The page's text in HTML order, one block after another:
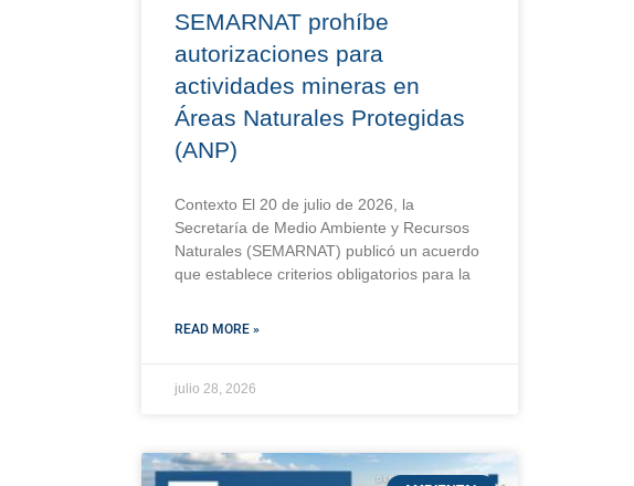
SEMARNAT prohíbe
autorizaciones para
actividades mineras en
Áreas Naturales Protegidas
(ANP)
Contexto El 20 de julio de 2026, la
Secretaría de Medio Ambiente y Recursos
Naturales (SEMARNAT) publicó un acuerdo
que establece criterios obligatorios para la
READ MORE »
julio 28, 2026